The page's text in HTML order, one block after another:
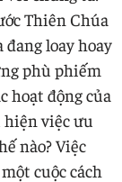
Thiên Chúa
loay hoay
phù phiếm
hoạt động của
hiện việc ưu
nào? Việc
cuộc cách